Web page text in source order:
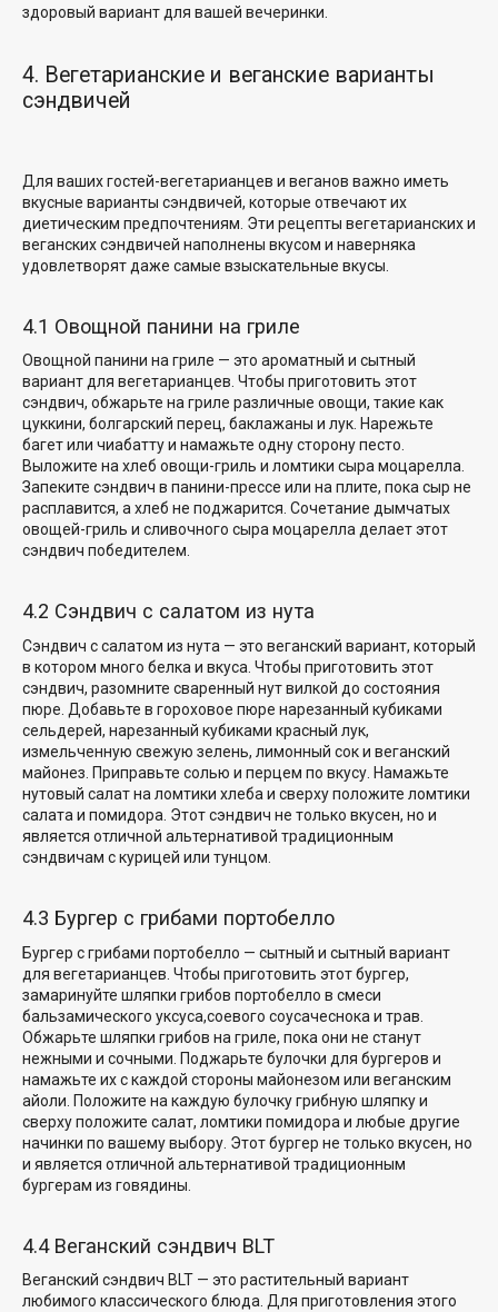
здоровый вариант для вашей вечеринки.
4. Вегетарианские и веганские варианты
сэндвичей
Для ваших гостей-вегетарианцев и веганов важно иметь
вкусные варианты сэндвичей, которые отвечают их
диетическим предпочтениям. Эти рецепты вегетарианских и
веганских сэндвичей наполнены вкусом и наверняка
удовлетворят даже самые взыскательные вкусы.
4.1 Овощной панини на гриле
Овощной панини на гриле — это ароматный и сытный
вариант для вегетарианцев. Чтобы приготовить этот
сэндвич, обжарьте на гриле различные овощи, такие как
цуккини, болгарский перец, баклажаны и лук. Нарежьте
багет или чиабатту и намажьте одну сторону песто.
Выложите на хлеб овощи-гриль и ломтики сыра моцарелла.
Запеките сэндвич в панини-прессе или на плите, пока сыр не
расплавится, а хлеб не поджарится. Сочетание дымчатых
овощей-гриль и сливочного сыра моцарелла делает этот
сэндвич победителем.
4.2 Сэндвич с салатом из нута
Сэндвич с салатом из нута — это веганский вариант, который
в котором много белка и вкуса. Чтобы приготовить этот
сэндвич, разомните сваренный нут вилкой до состояния
пюре. Добавьте в гороховое пюре нарезанный кубиками
сельдерей, нарезанный кубиками красный лук,
измельченную свежую зелень, лимонный сок и веганский
майонез. Приправьте солью и перцем по вкусу. Намажьте
нутовый салат на ломтики хлеба и сверху положите ломтики
салата и помидора. Этот сэндвич не только вкусен, но и
является отличной альтернативой традиционным
сэндвичам с курицей или тунцом.
4.3 Бургер с грибами портобелло
Бургер с грибами портобелло — сытный и сытный вариант
для вегетарианцев. Чтобы приготовить этот бургер,
замаринуйте шляпки грибов портобелло в смеси
бальзамического уксуса,соевого соусачеснока и трав.
Обжарьте шляпки грибов на гриле, пока они не станут
нежными и сочными . Поджарьте булочки для бургеров и
намажьте их с каждой стороны майонезом или веганским
айоли. Положите на каждую булочку грибную шляпку и
сверху положите салат, ломтики помидора и любые другие
начинки по вашему выбору. Этот бургер не только вкусен, но
и является отличной альтернативой традиционным
бургерам из говядины.
4.4 Веганский сэндвич BLT
Веганский сэндвич BLT — это растительный вариант
любимого классического блюда. Для приготовления этого